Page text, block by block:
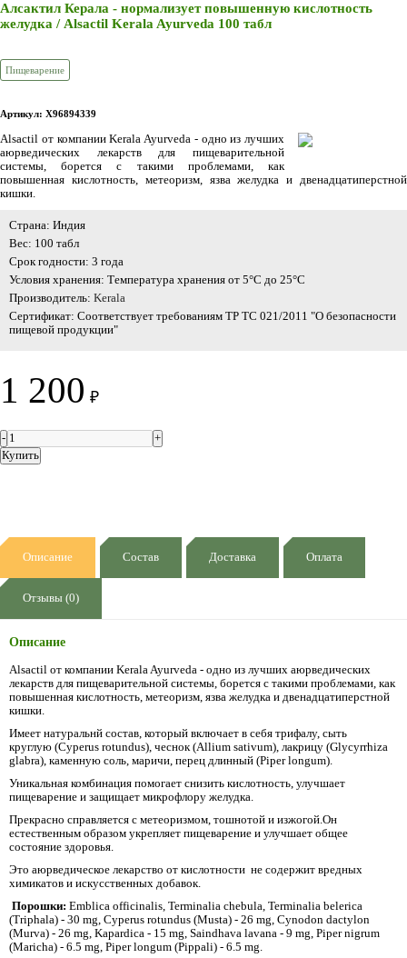
Алсактил Керала - нормализует повышенную кислотность
желудка / Alsactil Kerala Ayurveda 100 табл
Пищеварение
Артикул: X96894339
Alsactil от компании Kerala Ayurveda - одно из лучших
аюрведических лекарств для пищеварительной
системы, борется с такими проблемами, как
повышенная кислотность, метеоризм, язва желудка и двенадцатиперстной
кишки.
Страна: Индия
Вес: 100 табл
Срок годности: 3 года
Условия хранения: Температура хранения от 5°C до 25°C
Производитель: Kerala
Сертификат: Соответствует требованиям ТР ТС 021/2011 "О безопасности
пищевой продукции"
1 200 ₽
Купить
Описание Состав Доставка Оплата
Отзывы (0)
Описание
Alsactil от компании Kerala Ayurveda - одно из лучших аюрведических
лекарств для пищеварительной системы, борется с такими проблемами, как
повышенная кислотность, метеоризм, язва желудка и двенадцатиперстной
кишки.
Имеет натуральнй состав, который включает в себя трифалу, сыть
круглую (Cyperus rotundus), чеснок (Allium sativum), лакрицу (Glycyrrhiza
glabra), каменную соль, маричи, перец длинный (Piper longum).
Уникальная комбинация помогает снизить кислотность, улучшает
пищеварение и защищает микрофлору желудка.
Прекрасно справляется с метеоризмом, тошнотой и изжогой.Он
естественным образом укрепляет пищеварение и улучшает общее
состояние здоровья.
Это аюрведическое лекарство от кислотности не содержит вредных
химикатов и искусственных добавок.
Порошки: Emblica officinalis, Terminalia chebula, Terminalia belerica
(Triphala) - 30 mg, Cyperus rotundus (Musta) - 26 mg, Cynodon dactylon
(Murva) - 26 mg, Kapardica - 15 mg, Saindhava lavana - 9 mg, Piper nigrum
(Maricha) - 6.5 mg, Piper longum (Pippali) - 6.5 mg.